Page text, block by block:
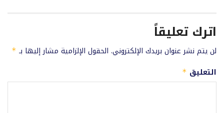
اترك تعليقاً
لن يتم نشر عنوان بريدك الإلكتروني. الحقول الإلزامية مشار إليها بـ *
التعليق *